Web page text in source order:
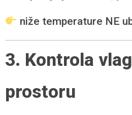
niže temperature NE
3. Kontrola
prostoru